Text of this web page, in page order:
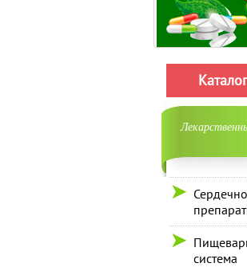
система